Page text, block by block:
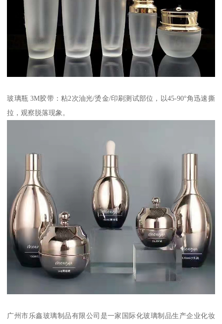
玻璃瓶 3M胶带：粘2次油光/烫金/印刷测试部位，以45-90°角迅速撕
拉，观察脱落现象。
广州市乐鑫玻璃制品有限公司是一家国际化玻璃制品生产企业化妆